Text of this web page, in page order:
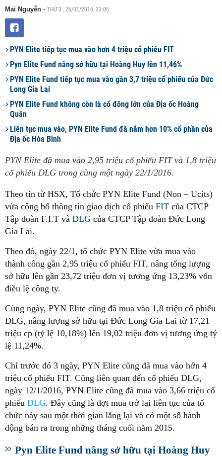
Mai Nguyễn - THỨ 3 , 26/01/2016, 23:05
PYN Elite tiếp tục mua vào hơn 4 triệu cổ phiếu FIT
Pyn Elite Fund nâng sở hữu tại Hoàng Huy lên 11,46%
PYN Elite Fund tiếp tục mua vào gần 3,7 triệu cổ phiếu của Đức
Long Gia Lai
PYN Elite Fund không còn là cổ đông lớn của Địa ốc Hoàng
Quân
Liên tục mua vào, PYN Elite Fund đã nắm hơn 10% cổ phần của
Địa ốc Hòa Bình
PYN Elite đã mua vào 2,95 triệu cổ phiếu FIT và 1,8 triệu
cổ phiếu DLG trong cùng một ngày 22/1/2016.
Theo tin từ HSX, Tổ chức PYN Elite Fund (Non – Ucits)
vừa công bố thông tin giao dịch cổ phiếu FIT của CTCP
Tập đoàn F.I.T và DLG của CTCP Tập đoàn Đức Long
Gia Lai.
Theo đó, ngày 22/1, tổ chức PYN Elite vừa mua vào
thành công gần 2,95 triệu cổ phiếu FIT, nâng tổng lượng
sở hữu lên gần 23,72 triệu đơn vị tương ứng 13,23% vốn
điều lệ công ty.
Cùng ngày, PYN Elite cũng đã mua vào 1,8 triệu cổ phiếu
DLG, nâng lượng sở hữu tại Đức Long Gia Lai từ 17,21
triệu cp (tỷ lệ 10,18%) lên 19,02 triệu đơn vị tương ứng tỷ
lệ 11,24%.
Chỉ trước đó 3 ngày, PYN Elite cũng đã mua vào hớn 4
triệu cổ phiếu FIT. Cũng liên quan đến cổ phiếu DLG,
ngày 12/1/2016, PYN Elite cũng đã mua vào 3,66 triệu cổ
phiếu DLG. Đây cũng là đợt mua trở lại liên tục của tổ
chức này sau một thời gian lắng lại và có một số hành
động bán ra trong những tháng cuối năm 2015.
Pyn Elite Fund nâng sở hữu tại Hoàng Huy